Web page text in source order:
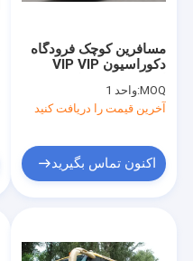
محصولات
مسافرین کوچک فرودگاه
دکوراسیون VIP VIP
ایستاده منطقه
MOQ: واحد 1
آخرین قیمت را دریافت کنید
اکنون تماس بگیرید